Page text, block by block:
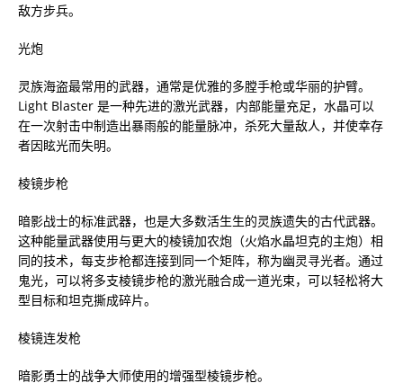
敌方步兵。
光炮
灵族海盗最常用的武器，通常是优雅的多膛手枪或华丽的护臂。
Light Blaster 是一种先进的激光武器，内部能量充足，水晶可以
在一次射击中制造出暴雨般的能量脉冲，杀死大量敌人，并使幸存
者因眩光而失明。
棱镜步枪
暗影战士的标准武器，也是大多数活生生的灵族遗失的古代武器。
这种能量武器使用与更大的棱镜加农炮（火焰水晶坦克的主炮）相
同的技术，每支步枪都连接到同一个矩阵，称为幽灵寻光者。通过
鬼光，可以将多支棱镜步枪的激光融合成一道光束，可以轻松将大
型目标和坦克撕成碎片。
棱镜连发枪
暗影勇士的战争大师使用的增强型棱镜步枪。